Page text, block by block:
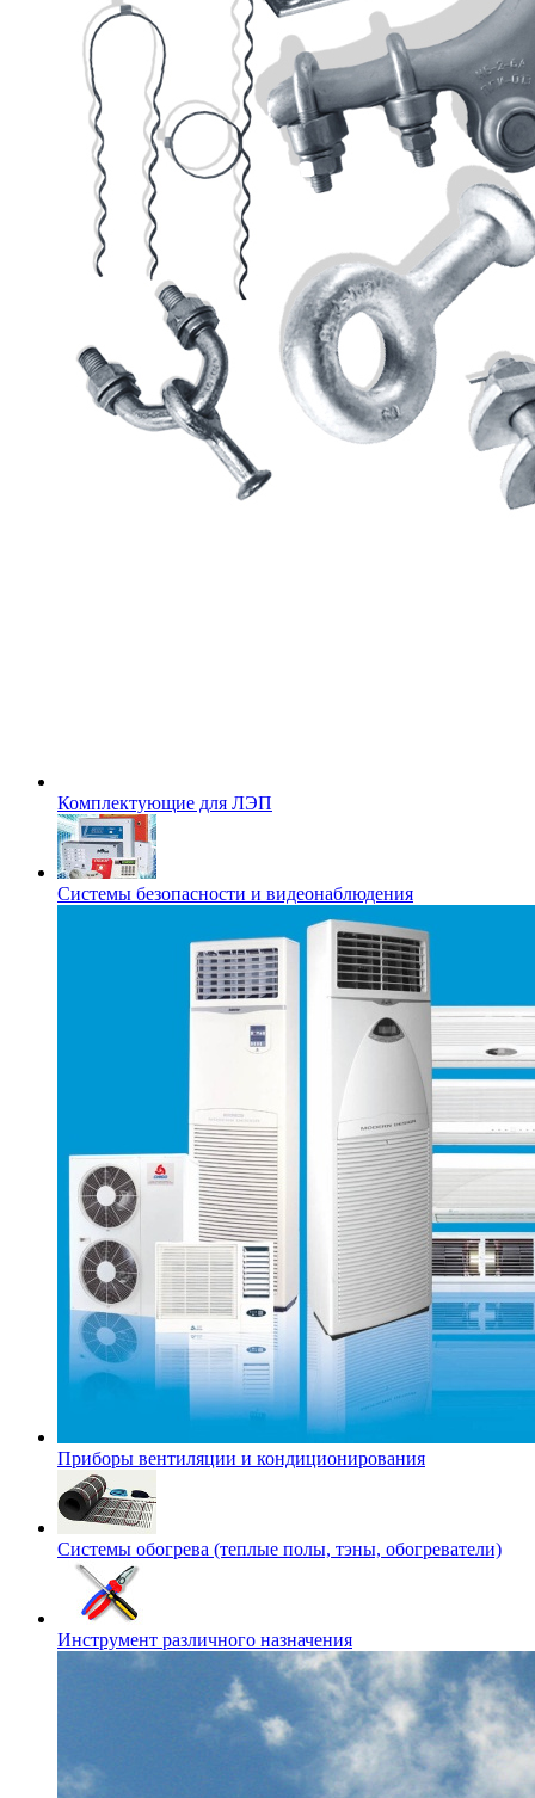
Комплектующие для ЛЭП
Системы безопасности и видеонаблюдения
Приборы вентиляции и кондиционирования
Системы обогрева (теплые полы, тэны, обогреватели)
Инструмент различного назначения